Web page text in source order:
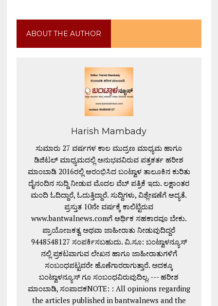
ABOUT THE AUTHOR
Harish Mambady
ಸುಮಾರು 27 ವರ್ಷಗಳ ಕಾಲ ಮುದ್ರಣ ಮಾಧ್ಯಮ ಹಾಗೂ
ಡಿಜಿಟಲ್ ಮಾಧ್ಯಮದಲ್ಲಿ ಅನುಭವವಿರುವ ಪತ್ರಕರ್ತ ಹರೀಶ
ಮಾಂಬಾಡಿ 2016ರಲ್ಲಿ ಆರಂಭಿಸಿದ ಬಂಟ್ವಾಳ ತಾಲೂಕಿನ ಕುರಿತು
ದೈನಂದಿನ ಸುದ್ದಿ ನೀಡುವ ಮೊದಲ ವೆಬ್ ಪತ್ರಿಕೆ ಇದು. ಲಕ್ಷಾಂತರ
ಮಂದಿ ಓದಿದ್ದಾರೆ, ಓದುತ್ತಿದ್ದಾರೆ. ಸುದ್ದಿಗಳು, ವಿಶ್ಲೇಷಣೆಗೆ ಆದ್ಯತೆ.
ಪ್ರಸ್ತುತ 10ನೇ ವರ್ಷಕ್ಕೆ ಕಾಲಿಟ್ಟಿರುವ
www.bantwalnews.comಗೆ ಆರ್ಥಿಕ ಸಹಕಾರವೂ ಬೇಕು.
ಪ್ರಾಯೋಜಕತ್ವ ಅಥವಾ ಜಾಹೀರಾತು ನೀಡುವುದಿದ್ದರೆ
9448548127 ಸಂಪರ್ಕಿಸಬಹುದು. ವಿ.ಸೂ: ಬಂಟ್ವಾಳನ್ಯೂಸ್
ನಲ್ಲಿ ಪ್ರಕಟವಾಗುವ ಲೇಖನ ಹಾಗೂ ಜಾಹೀರಾತುಗಳಿಗೆ
ಸಂಬಂಧಪಟ್ಟವರೇ ಹೊಣೆಗಾರರಾಗುತ್ತಾರೆ. ಅದಕ್ಕೂ
ಬಂಟ್ವಾಳನ್ಯೂಸ್ ಗೂ ಸಂಬಂಧವಿರುವುದಿಲ್ಲ. --- ಹರೀಶ
ಮಾಂಬಾಡಿ, ಸಂಪಾದಕNOTE: : All opinions regarding
the articles published in bantwalnews and the